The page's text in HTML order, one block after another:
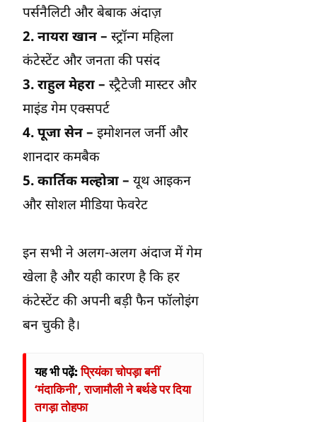
पर्सनैलिटी और बेबाक अंदाज़
2. नायरा खान – स्ट्रॉन्ग महिला
कंटेस्टेंट और जनता की पसंद
3. राहुल मेहरा – स्ट्रैटेजी मास्टर और
माइंड गेम एक्सपर्ट
4. पूजा सेन – इमोशनल जर्नी और
शानदार कमबैक
5. कार्तिक मल्होत्रा – यूथ आइकन
और सोशल मीडिया फेवरेट
इन सभी ने अलग-अलग अंदाज में गेम
खेला है और यही कारण है कि हर
कंटेस्टेंट की अपनी बड़ी फैन फॉलोइंग
बन चुकी है।
यह भी पढ़ें:प्रियंका चोपड़ा बनीं
‘मंदाकिनी’, राजामौली ने बर्थडे पर दिया
तगड़ा तोहफा